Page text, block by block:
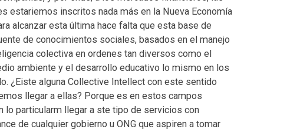
estariemos inscritos nada más en la Nueva Economía
alcanzar esta última hace falta que esta base de
de conocimientos sociales, basados en el manejo
colectiva en ordenes tan diversos como el
ambiente y el desarrollo educativo lo mismo en los
¿Eiste alguna Collective Intellect con este sentido
llegar a ellas? Porque es en estos campos
lo particularm llegar a ste tipo de servicios con
de cualquier gobierno u ONG que aspiren a tomar